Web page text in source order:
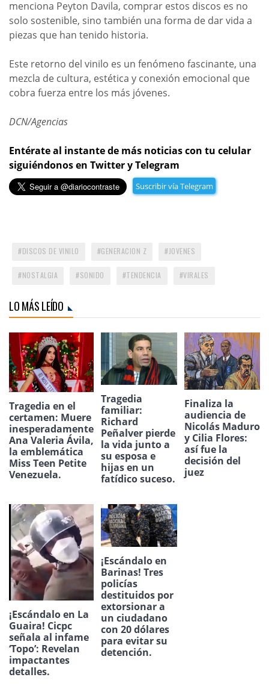
menciona Peyton Davila, comprar estos discos es no
solo sostenible, sino también una forma de dar vida a
piezas que han tenido historia.
Este retorno del vinilo es un fenómeno fascinante, una
mezcla de cultura, estética y conexión emocional que
cobra fuerza entre los más jóvenes.
DCN/Agencias
Entérate al instante de más noticias con tu celular
siguiéndonos en Twitter y Telegram
Suscribir vía Telegram
DISCOS DE VINILO GENERACION Z JOVENES
NOSTALGIA SONIDO TENDENCIA VIRALES
LO MÁS LEÍDO
Tragedia en el
certamen: Muere
inesperadamente
Ana Valeria Ávila,
la emblemática
Miss Teen Petite
Venezuela.
Tragedia
familiar:
Richard
Peñalver pierde
la vida junto a
su esposa e
hijas en un
fatídico suceso.
Finaliza la
audiencia de
Nicolás Maduro
y Cilia Flores:
así fue la
decisión del
juez
¡Escándalo en La
Guaira! Cicpc
señala al infame
‘Topo’: Revelan
impactantes
detalles.
¡Escándalo en
Barinas! Tres
policías
destituidos por
extorsionar a
un ciudadano
con 20 dólares
para evitar su
detención.